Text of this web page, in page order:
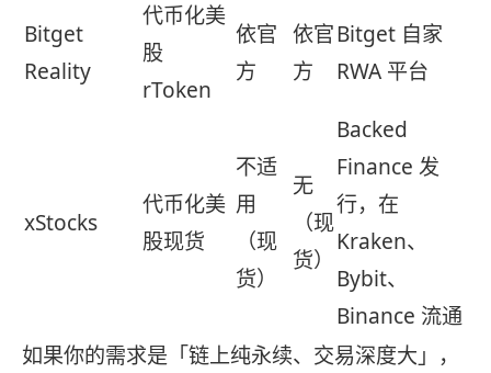
Bitget
Reality
代币化美
股
rToken
依官
方
依官
方
Bitget 自家
RWA 平台
xStocks
代币化美
股现货
不适
用
（现
货）
无
（现
货）
Backed
Finance 发
行，在
Kraken、
Bybit、
Binance 流通
如果你的需求是「链上纯永续、交易深度大」，